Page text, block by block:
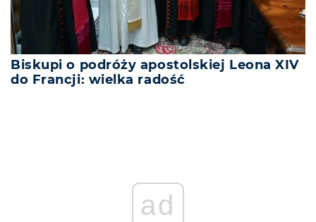
Biskupi o podróży apostolskiej Leona XIV
do Francji: wielka radość
ad